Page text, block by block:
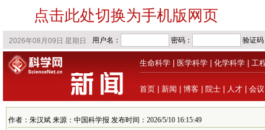
点击此处切换为手机版网页
生命科学 医学科学 化学科学 工
首页 新闻 博客 院士 人才 会议
作者：朱汉斌 来源：中国科学报 发布时间：2026/5/10 16:15:49